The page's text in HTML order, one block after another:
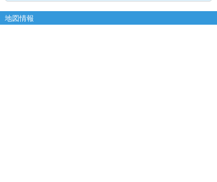
地図情報